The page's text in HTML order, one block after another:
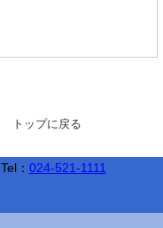
トップに戻る
Tel： 024-521-1111